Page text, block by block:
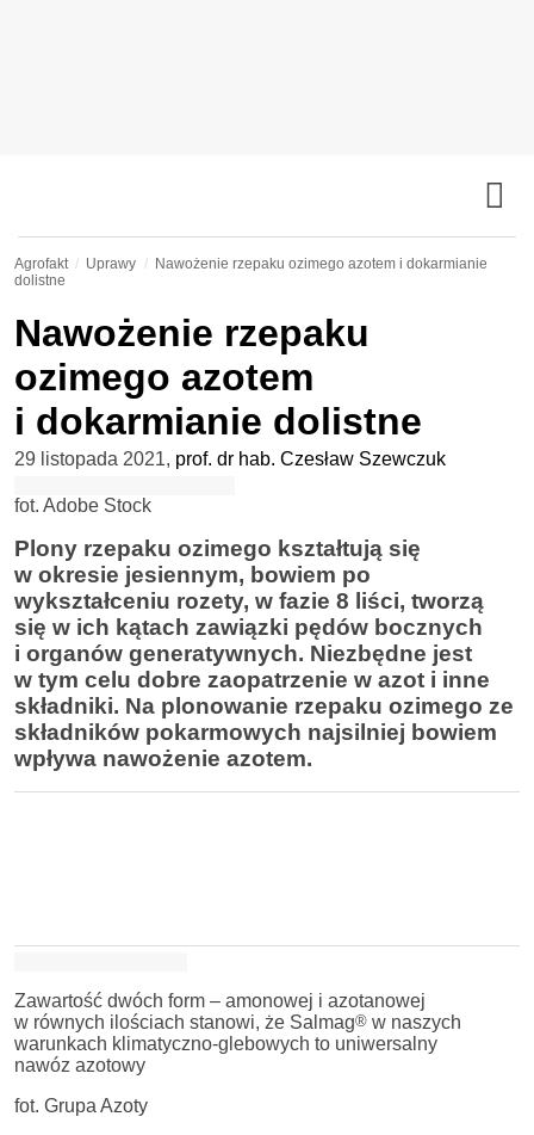
Agrofakt Uprawy
Nawożenie rzepaku ozimego azotem i dokarmianie
dolistne
Nawożenie rzepaku
ozimego azotem
i dokarmianie dolistne
29 listopada 2021, prof. dr hab. Czesław Szewczuk
fot. Adobe Stock
Plony rzepaku ozimego kształtują się
w okresie jesiennym, bowiem po
wykształceniu rozety, w fazie 8 liści, tworzą
się w ich kątach zawiązki pędów bocznych
i organów generatywnych. Niezbędne jest
w tym celu dobre zaopatrzenie w azot i inne
składniki. Na plonowanie rzepaku ozimego ze
składników pokarmowych najsilniej bowiem
wpływa nawożenie azotem.
Zawartość dwóch form – amonowej i azotanowej
w równych ilościach stanowi, że Salmag® w naszych
warunkach klimatyczno-glebowych to uniwersalny
nawóz azotowy
fot. Grupa Azoty